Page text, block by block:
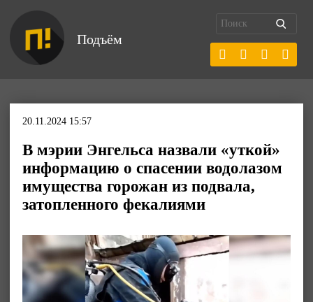
Подъём
20.11.2024 15:57
В мэрии Энгельса назвали «уткой»
информацию о спасении водолазом
имущества горожан из подвала,
затопленного фекалиями